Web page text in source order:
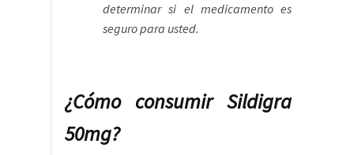
determinar si el medicamento es
seguro para usted.
¿Cómo consumir Sildigra
50mg?